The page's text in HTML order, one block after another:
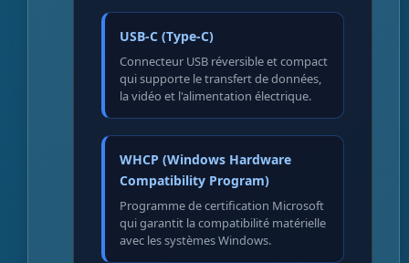
USB-C (Type-C)
Connecteur USB réversible et compact
qui supporte le transfert de données,
la vidéo et l'alimentation électrique.
WHCP (Windows Hardware
Compatibility Program)
Programme de certification Microsoft
qui garantit la compatibilité matérielle
avec les systèmes Windows.